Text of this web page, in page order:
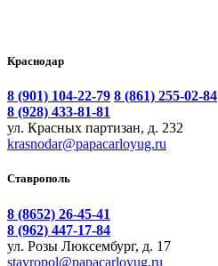
Краснодар
8 (901) 104-22-79 8 (861) 255-02-84
8 (928) 433-81-81
ул. Красных партизан, д. 232
krasnodar@papacarloyug.ru
Ставрополь
8 (8652) 26-45-41
8 (962) 447-17-84
ул. Розы Люксембург, д. 17
stavropol@papacarloyug.ru